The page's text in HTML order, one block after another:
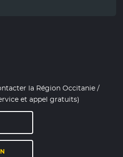
la Région Occitanie /
et appel gratuits)